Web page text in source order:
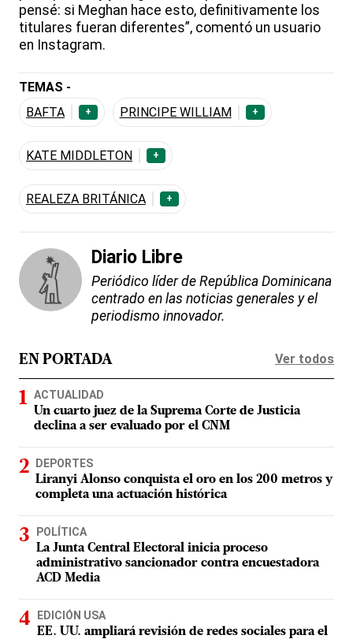
pensé: si Meghan hace esto, definitivamente los
titulares fueran diferentes”, comentó un usuario
en Instagram.
TEMAS -
BAFTA
+ PRINCIPE WILLIAM +
KATE MIDDLETON +
REALEZA BRITÁNICA +
Diario Libre
Periódico líder de República Dominicana
centrado en las noticias generales y el
periodismo innovador.
EN PORTADA Ver todos
ACTUALIDAD
Un cuarto juez de la Suprema Corte de Justicia
declina a ser evaluado por el CNM
DEPORTES
Liranyi Alonso conquista el oro en los 200 metros y
completa una actuación histórica
POLÍTICA
La Junta Central Electoral inicia proceso
administrativo sancionador contra encuestadora
ACD Media
EDICIÓN USA
EE. UU. ampliará revisión de redes sociales para el